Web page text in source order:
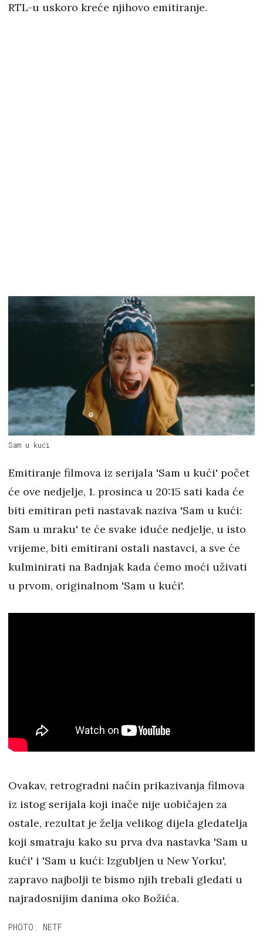
RTL-u uskoro kreće njihovo emitiranje.
Sam u kući
Emitiranje filmova iz serijala 'Sam u kući' počet
će ove nedjelje, 1. prosinca u 20:15 sati kada će
biti emitiran peti nastavak naziva 'Sam u kući:
Sam u mraku' te će svake iduće nedjelje, u isto
vrijeme, biti emitirani ostali nastavci, a sve će
kulminirati na Badnjak kada ćemo moći uživati
u prvom, originalnom 'Sam u kući'.
Ovakav, retrogradni način prikazivanja filmova
iz istog serijala koji inače nije uobičajen za
ostale, rezultat je želja velikog dijela gledatelja
koji smatraju kako su prva dva nastavka 'Sam u
kući' i 'Sam u kući: Izgubljen u New Yorku',
zapravo najbolji te bismo njih trebali gledati u
najradosnijim danima oko Božića.
PHOTO: NETF